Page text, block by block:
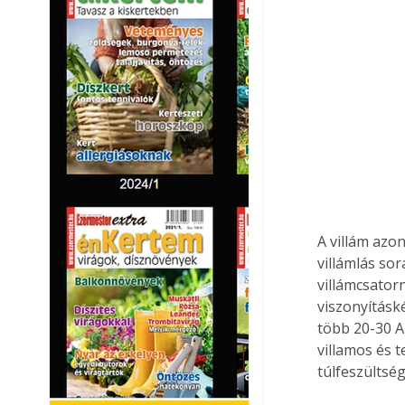
A villám
villámlás
több 20-30
villamos és